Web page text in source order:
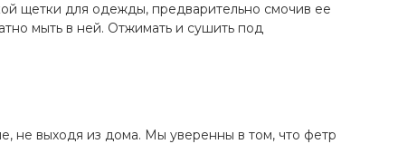
щетки для одежды, предварительно смочив ее
мыть в ней. Отжимать и сушить под
не выходя из дома. Мы уверенны в том, что фетр